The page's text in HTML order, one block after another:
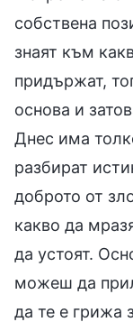
собствена
знаят към
придържат,
основа и
Днес има
разбират
доброто от
какво да
да устоят.
можеш да
да те е грижа